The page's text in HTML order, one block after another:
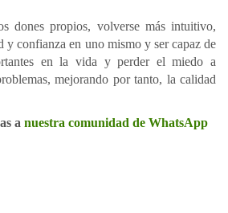
dones propios, volverse más intuitivo,
y confianza en uno mismo y ser capaz de
en la vida y perder el miedo a
mejorando por tanto, la calidad
a nuestra comunidad de WhatsApp